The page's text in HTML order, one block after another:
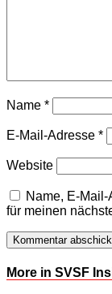
Name *
E-Mail-Adresse *
Website
Name, E-
für meinen
More in SVSF